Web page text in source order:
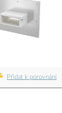
Přidat k porovnání